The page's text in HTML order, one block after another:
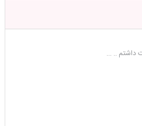
داشتم .. ...